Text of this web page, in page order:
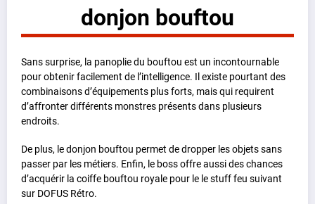
donjon bouftou
Sans surprise, la panoplie du bouftou est un incontournable
pour obtenir facilement de l’intelligence. Il existe pourtant des
combinaisons d’équipements plus forts, mais qui requirent
d’affronter différents monstres présents dans plusieurs
endroits.
De plus, le donjon bouftou permet de dropper les objets sans
passer par les métiers. Enfin, le boss offre aussi des chances
d’acquérir la coiffe bouftou royale pour le le stuff feu suivant
sur DOFUS Rétro.